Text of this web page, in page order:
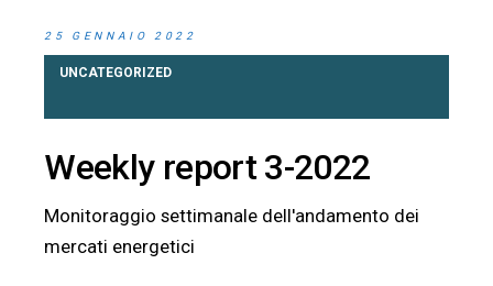
25 GENNAIO 2022
UNCATEGORIZED
Weekly report 3-2022
Monitoraggio settimanale dell'andamento dei
mercati energetici